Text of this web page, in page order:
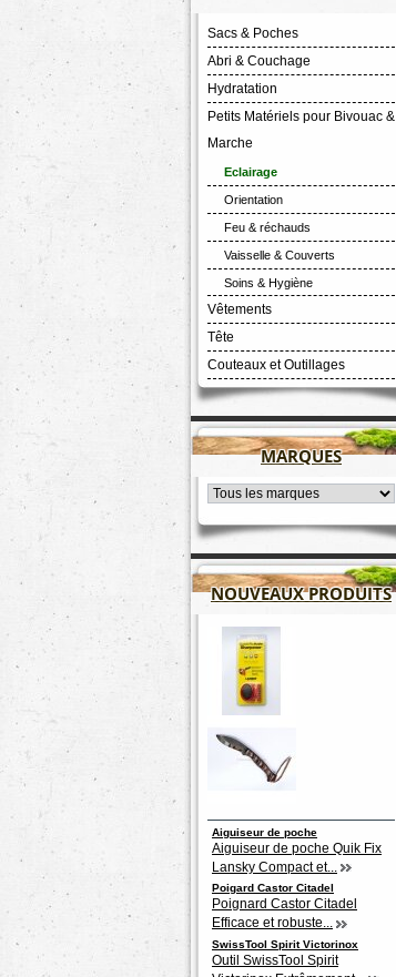
Sacs & Poches
Abri & Couchage
Hydratation
Petits Matériels pour Bivouac &
Marche
Eclairage
Orientation
Feu & réchauds
Vaisselle & Couverts
Soins & Hygiène
Vêtements
Tête
Couteaux et Outillages
MARQUES
NOUVEAUX PRODUITS
Aiguiseur de poche
Aiguiseur de poche Quik Fix
Lansky Compact et...
Poigard Castor Citadel
Poignard Castor Citadel
Efficace et robuste...
SwissTool Spirit Victorinox
Outil SwissTool Spirit